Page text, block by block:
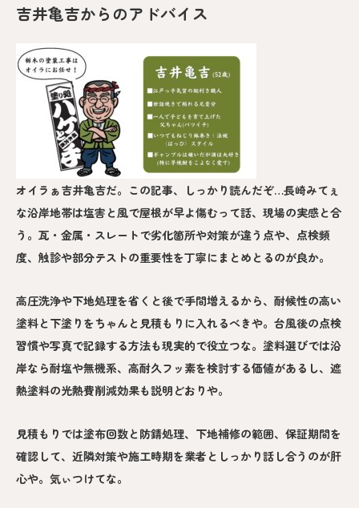
吉井亀吉からのアドバイス
オイラぁ吉井亀吉だ。この記事、しっかり読んだぞ…長崎みてぇ
な沿岸地帯は塩害と風で屋根が早よ傷むって話、現場の実感と合
う。瓦・金属・スレートで劣化箇所や対策が違う点や、点検頻
度、触診や部分テストの重要性を丁寧にまとめとるのが良か。
高圧洗浄や下地処理を省くと後で手間増えるから、耐候性の高い
塗料と下塗りをちゃんと見積もりに入れるべきや。台風後の点検
習慣や写真で記録する方法も現実的で役立つな。塗料選びでは沿
岸なら耐塩や無機系、高耐久フッ素を検討する価値があるし、遮
熱塗料の光熱費削減効果も説明どおりや。
見積もりでは塗布回数と防錆処理、下地補修の範囲、保証期間を
確認して、近隣対策や施工時期を業者としっかり話し合うのが肝
心や。気ぃつけてな。